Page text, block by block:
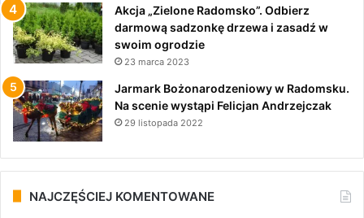
Akcja „Zielone Radomsko”. Odbierz
darmową sadzonkę drzewa i zasadź w
swoim ogrodzie
23 marca 2023
Jarmark Bożonarodzeniowy w Radomsku.
Na scenie wystąpi Felicjan Andrzejczak
29 listopada 2022
NAJCZĘŚCIEJ KOMENTOWANE